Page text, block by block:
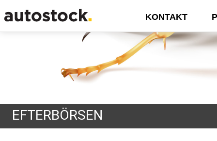
KONTAKT
EFTERBÖRSEN